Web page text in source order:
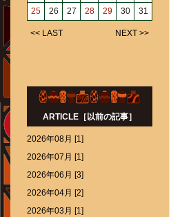
25
26 27 28 29 30 31
<< LAST NEXT >>
ARTICLE［以前の記事］
2026年08月 [1]
2026年07月 [1]
2026年06月 [3]
2026年04月 [2]
2026年03月 [1]